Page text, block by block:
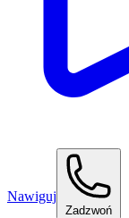
Nawiguj
Zadzwoń